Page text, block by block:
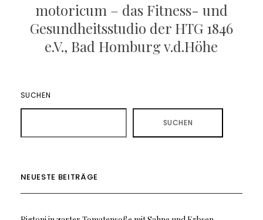
motoricum – das Fitness- und
Gesundheitsstudio der HTG 1846
e.V., Bad Homburg v.d.Höhe
SUCHEN
SUCHEN
NEUESTE BEITRÄGE